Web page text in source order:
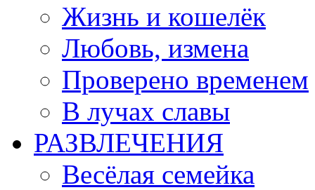
Жизнь и кошелёк
Любовь, измена
Проверено временем
В лучах славы
РАЗВЛЕЧЕНИЯ
Весёлая семейка